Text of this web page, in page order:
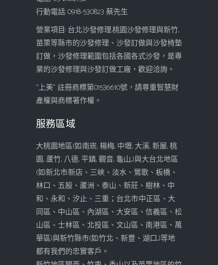
行動電話: 0918-530823 蔡先生
營業項目: 台北沙發修理,桃園沙發修理與新竹,
苗栗等縣市的沙發修理、沙發訂做與沙發椅墊
訂做，沙發修理範圍包括各國各式沙發，是專
業的沙發修理與沙發訂做工廠，歡迎洽詢。
“上美” 註冊商標第01536610號，請尊重智慧財
產權與商標著作權。
服務區域
大桃園地區(如:南崁, 楊梅, 中壢, 大溪, 新屋, 桃
園, 蘆竹, 八德, 平鎮, 觀音, 龜山...)與大台北地區
(如:新北市:新店、三峽、淡水、鶯歌、板橋、
林口、五股、蘆洲、泰山、新莊、樹林、中
和、永和、汐止、三重；台北市:中正區、大
同區、中山區、內湖區、大安區、信義區、松
山區、士林區、北投區、文山區、南港區、萬
華區)與新竹縣市(如:竹北、新豐、湖口...)等地
都有我們的忠實客戶。